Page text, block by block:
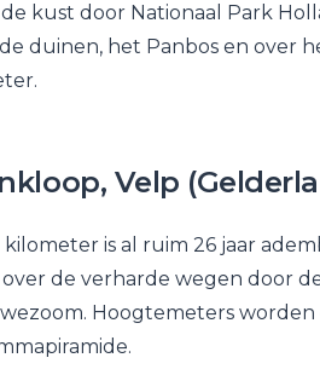
de kust door Nationaal Park
duinen, het Panbos en over
Velp
kilometer is al ruim 26 jaar
de verharde wegen door
Hoogtemeters